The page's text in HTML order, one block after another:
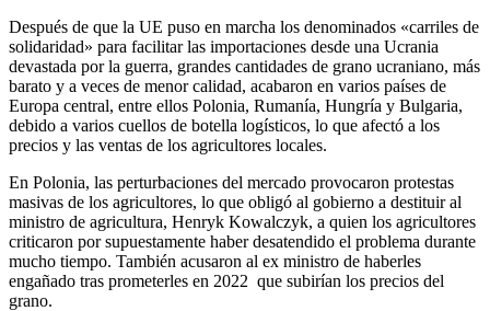
Después de que la UE puso en marcha los denominados «carriles de
solidaridad» para facilitar las importaciones desde una Ucrania
devastada por la guerra, grandes cantidades de grano ucraniano, más
barato y a veces de menor calidad, acabaron en varios países de
Europa central, entre ellos Polonia, Rumanía, Hungría y Bulgaria,
debido a varios cuellos de botella logísticos, lo que afectó a los
precios y las ventas de los agricultores locales.
En Polonia, las perturbaciones del mercado provocaron protestas
masivas de los agricultores, lo que obligó al gobierno a destituir al
ministro de agricultura, Henryk Kowalczyk, a quien los agricultores
criticaron por supuestamente haber desatendido el problema durante
mucho tiempo. También acusaron al ex ministro de haberles
engañado tras prometerles en 2022 que subirían los precios del
grano.